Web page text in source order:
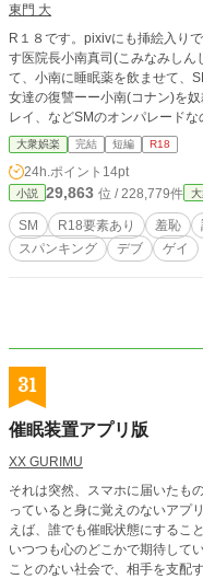
東門 大
R１８です。pixivにも挿絵入り
す医院長小南真司(こみなみしん
て、小南に睡眠薬を飲ませて、
女達の復讐ーー小南(コナン)を
レイ、などSMのオンパレード
い。 コナンとしてますが、も
大衆娯楽 完結 短編 R18
24h.ポイント 14pt
小説 29,863 位 / 228,779件
SM R18要素あり 羞恥
スパンキング
デブ ゲイ
31
催眠装置アプリ版
XX GURIMU
それは突然、スマホに届いたも
っていると身に覚えのないアプ
えば、誰でも催眠状態にするこ
いつつも心のどこかで期待して
ことのない社会で、相手を支